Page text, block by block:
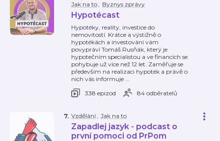
Jak na to, Byznys zprávy
Hypotécast
Hypotéky, reality, investice do
nemovitostí. Krátce a výstižně o
hypotékách a investování vám
povypráví Tomáš Rusňák, který je
hypotečním specialistou a ve financích se
pohybuje už více než 12 let. Zaměřuje se
především na realizaci hypoték a právě o
nich vás informuje …
338 epizod
84 odběratelů
Vzdělání, Jak na to
Zapadlej jazyk - podcast o
první pomoci od PrPom
7.